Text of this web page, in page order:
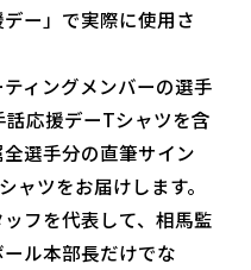
ー」で実際に使用さ
ィングメンバーの選手
応援デーTシャツを含
選手分の直筆サイン
ャツをお届けします。
フを代表して、相馬監
ル本部長だけでな